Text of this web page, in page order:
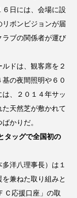
日には、会場に設
ボンビジョンが届
ブの関係者が運び
ドは、観客席を２
の夜間照明や６０
、２０１４年サッ
天然芝が敷かれて
かりだ。
タッグで全国初の
洋八理事長）は１
兼ねた取り組みと
Ｃ応援口座」の取